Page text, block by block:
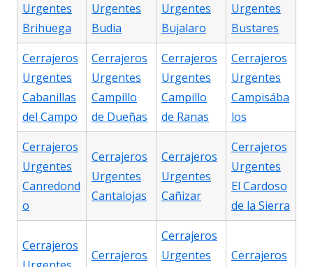
Urgentes
Brihuega
Urgentes
Budia
Urgentes
Bujalaro
Urgentes
Bustares
Cerrajeros
Urgentes
Cabanillas
del Campo
Cerrajeros
Urgentes
Campillo
de Dueñas
Cerrajeros
Urgentes
Campillo
de Ranas
Cerrajeros
Urgentes
Campisába
los
Cerrajeros
Urgentes
Canredond
o
Cerrajeros
Urgentes
Cantalojas
Cerrajeros
Urgentes
Cañizar
Cerrajeros
Urgentes
El Cardoso
de la Sierra
Cerrajeros
Cerrajeros
Cerrajeros
Urgentes
Cerrajeros